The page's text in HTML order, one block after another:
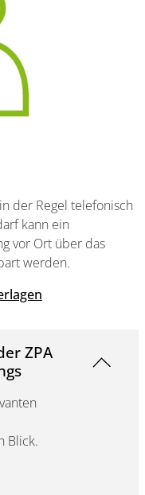
der Regel telefonisch
kann ein
vor Ort über das
werden.
ZPA
Blick.